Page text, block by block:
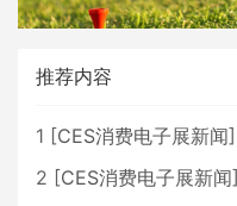
推荐内容
1 [CES消费电子展新闻]
2 [CES消费电子展新闻]